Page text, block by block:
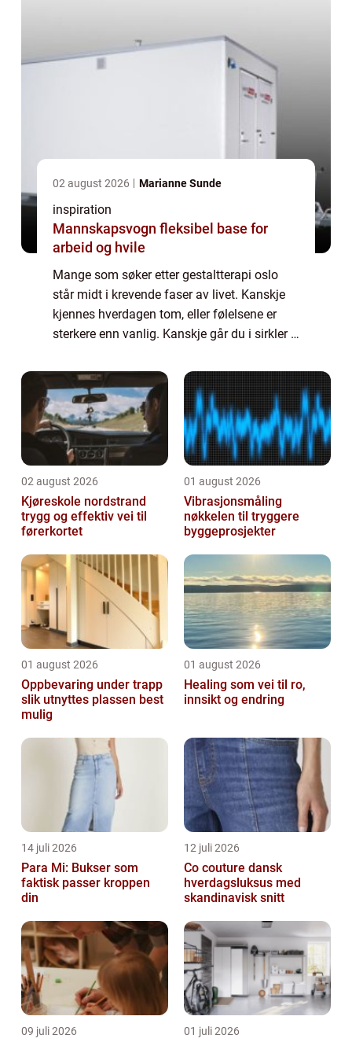
02 august 2026 Marianne Sunde
inspiration
Mannskapsvogn fleksibel base for
arbeid og hvile
Mange som søker etter gestaltterapi oslo
står midt i krevende faser av livet. Kanskje
kjennes hverdagen tom, eller følelsene er
sterkere enn vanlig. Kanskje går du i sirkler i
Gestaltterapi er en terapif...
02 august 2026
Kjøreskole nordstrand
trygg og effektiv vei til
førerkortet
01 august 2026
Vibrasjonsmåling
nøkkelen til tryggere
byggeprosjekter
01 august 2026
Oppbevaring under trapp
slik utnyttes plassen best
mulig
01 august 2026
Healing som vei til ro,
innsikt og endring
14 juli 2026
Para Mi: Bukser som
faktisk passer kroppen
din
12 juli 2026
Co couture dansk
hverdagsluksus med
skandinavisk snitt
09 juli 2026 01 juli 2026